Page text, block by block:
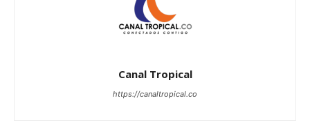
Canal Tropical
https://canaltropical.co